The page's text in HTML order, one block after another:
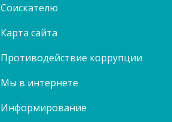
Соискателю
Карта сайта
Противодействие коррупции
Мы в интернете
Информирование